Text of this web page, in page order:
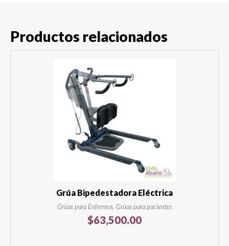
Productos relacionados
Grúa Bipedestadora Eléctrica
Grúas para Enfermos, Grúas para pacientes
$63,500.00